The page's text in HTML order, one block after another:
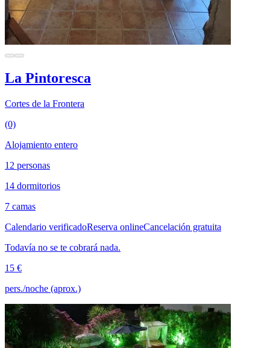
La Pintoresca
Cortes de la Frontera
(0)
Alojamiento entero
12 personas
14 dormitorios
7 camas
Calendario verificadoReserva onlineCancelación gratuita
Todavía no se te cobrará nada.
15 €
pers./noche (aprox.)